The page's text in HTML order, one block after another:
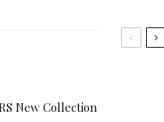
New Collection